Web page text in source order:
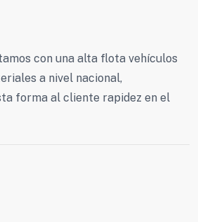
con una alta flota vehículos
a nivel nacional,
forma al cliente rapidez en el